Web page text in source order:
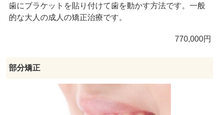
歯にブラケットを貼り付けて歯を動かす方法です。一般
的な大人の成人の矯正治療です。
770,000円
部分矯正